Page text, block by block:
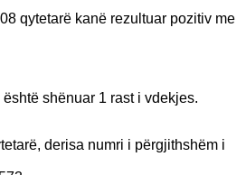
qytetarë kanë rezultuar pozitiv me
shënuar 1 rast i vdekjes.
derisa numri i përgjithshëm i